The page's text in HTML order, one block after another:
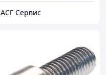
АСГ Сервис